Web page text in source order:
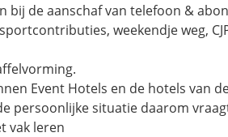
bij de aanschaf van telefoon &
weekendje weg,
Event Hotels en de hotels van
persoonlijke situatie daarom
vak leren